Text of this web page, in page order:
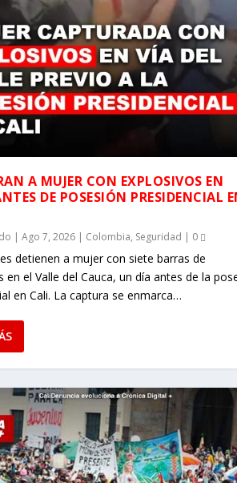
A MUJER CON EXPLOSIVOS EN
DE POSESIÓN PRESIDENCIAL
|Ago 7, 2026 | Colombia, Seguridad | 0
detienen a mujer con siete barras de
en el Valle del Cauca, un día antes de la
en Cali. La captura se enmarca…